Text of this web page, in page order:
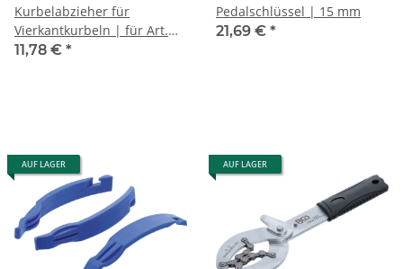
Kurbelabzieher für
Vierkantkurbeln | für Art.
70064
11,78 € *
Pedalschlüssel | 15 mm
21,69 € *
AUF LAGER AUF LAGER